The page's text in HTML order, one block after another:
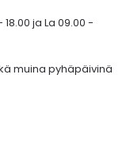
ja La 09.00 -
muina pyhäpäivinä